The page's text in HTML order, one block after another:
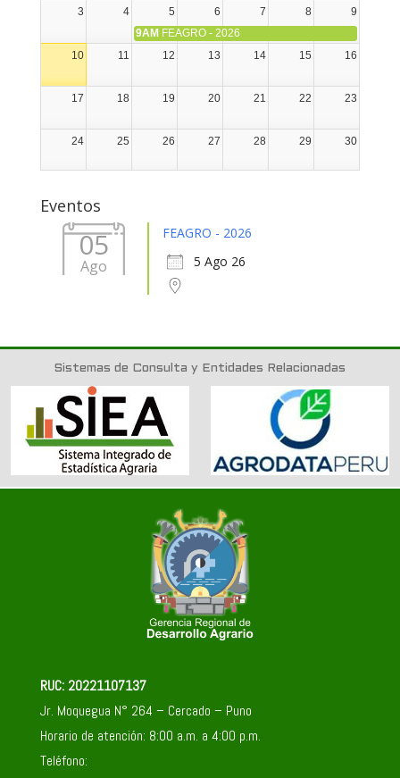
3
4 5 6 7 8
9
9AM FEAGRO - 2026
10
11 12 13 14 15 16
17 18 19 20 21 22 23
24 25 26 27 28 29 30
Eventos
05
Ago
FEAGRO - 2026
5 Ago 26
Sistemas de Consulta y Entidades Relacionadas
RUC: 20221107137
Jr. Moquegua N° 264 – Cercado – Puno
Horario de atención: 8:00 a.m. a 4:00 p.m.
Teléfono: